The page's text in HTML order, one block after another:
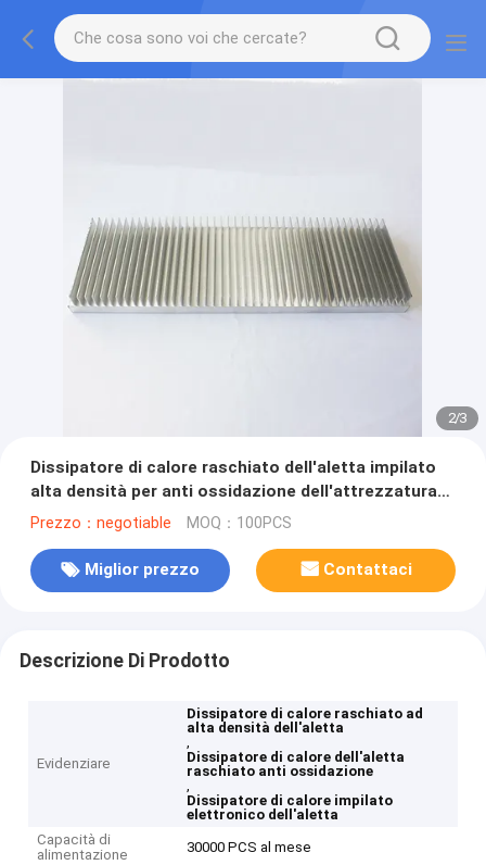
2/3
Dissipatore di calore raschiato dell'aletta impilato
alta densità per anti ossidazione dell'attrezzatura
elettronica
Prezzo：negotiable MOQ：100PCS
Miglior prezzo Contattaci
Descrizione Di Prodotto
Evidenziare
Dissipatore di calore raschiato ad
alta densità dell'aletta
,
Dissipatore di calore dell'aletta
raschiato anti ossidazione
,
Dissipatore di calore impilato
elettronico dell'aletta
Capacità di
alimentazione
30000 PCS al mese